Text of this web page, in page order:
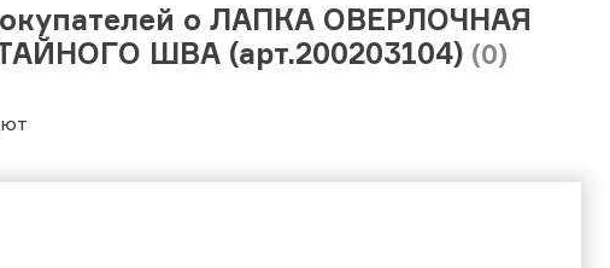
о ЛАПКА ОВЕРЛОЧНАЯ
ШВА (арт.200203104) (0)